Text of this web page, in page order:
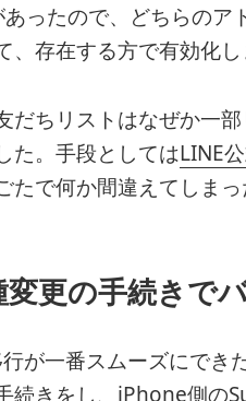
ったので、どちらの
存在する方で有効化し
だちリストはなぜか一
た。手段としてはLINE
たで何か間違えてしまっ
更の手続きで
が一番スムーズにで
続き をし、 iPhone側の